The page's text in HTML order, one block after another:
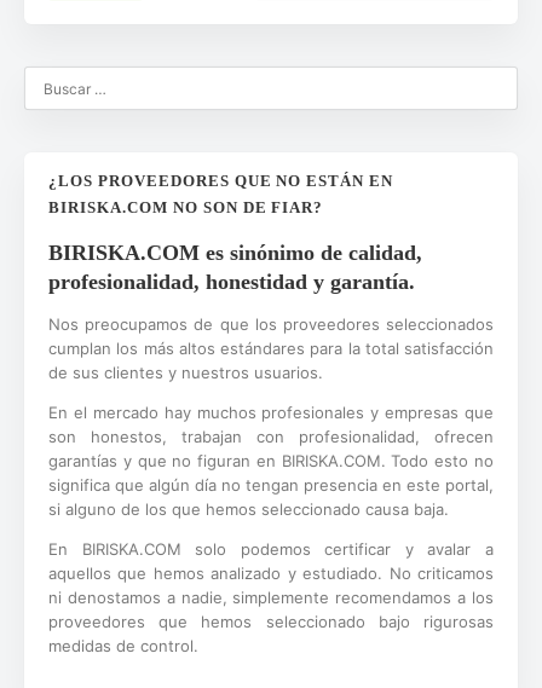
¿LOS PROVEEDORES QUE NO ESTÁN EN
BIRISKA.COM NO SON DE FIAR?
BIRISKA.COM es sinónimo de calidad,
profesionalidad, honestidad y garantía.
Nos preocupamos de que los proveedores seleccionados
cumplan los más altos estándares para la total satisfacción
de sus clientes y nuestros usuarios.
En el mercado hay muchos profesionales y empresas que
son honestos, trabajan con profesionalidad, ofrecen
garantías y que no figuran en BIRISKA.COM. Todo esto no
significa que algún día no tengan presencia en este portal,
si alguno de los que hemos seleccionado causa baja.
En BIRISKA.COM solo podemos certificar y avalar a
aquellos que hemos analizado y estudiado. No criticamos
ni denostamos a nadie, simplemente recomendamos a los
proveedores que hemos seleccionado bajo rigurosas
medidas de control.